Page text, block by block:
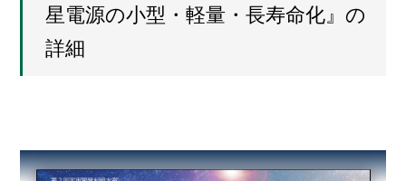
星電源の小型・軽量・長寿命化』の
詳細